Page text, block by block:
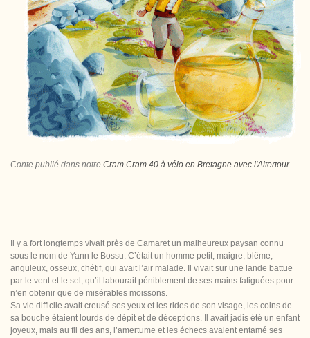
Conte publié dans notre Cram Cram 40 à vélo en Bretagne avec l'Altertour
Il y a fort longtemps vivait près de Camaret un malheureux paysan connu
sous le nom de Yann le Bossu. C’était un homme petit, maigre, blême,
anguleux, osseux, chétif, qui avait l’air malade. Il vivait sur une lande battue
par le vent et le sel, qu’il labourait péniblement de ses mains fatiguées pour
n’en obtenir que de misérables moissons.
Sa vie difficile avait creusé ses yeux et les rides de son visage, les coins de
sa bouche étaient lourds de dépit et de déceptions. Il avait jadis été un enfant
joyeux, mais au fil des ans, l’amertume et les échecs avaient entamé ses